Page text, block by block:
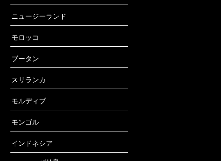
ニュージーランド
モロッコ
ブータン
スリランカ
モルディブ
モンゴル
インドネシア